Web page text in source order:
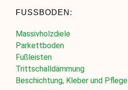
FUSSBODEN:
Massivholzdiele
Parkettboden
Fußleisten
Trittschalldämmung
Beschichtung, Kleber und Pflege